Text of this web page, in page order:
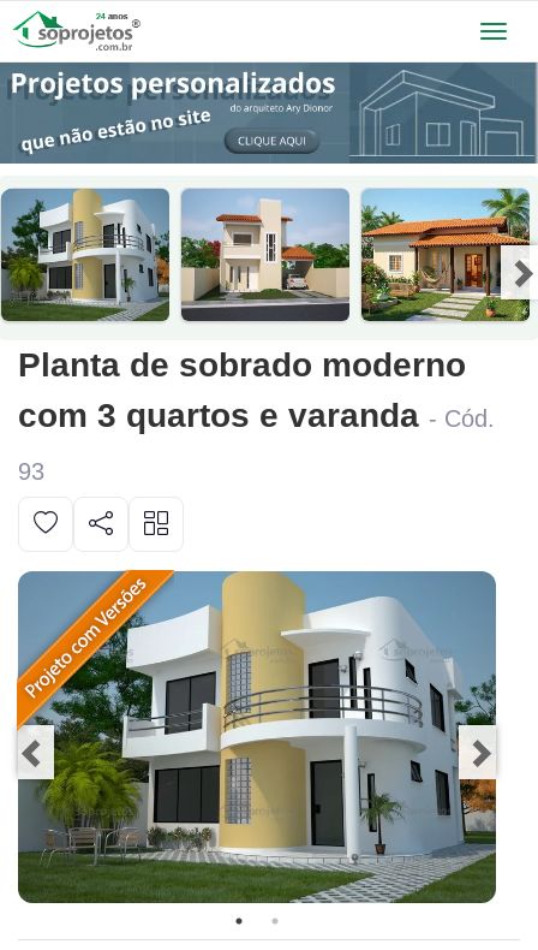
Planta de sobrado moderno
com 3 quartos e varanda - Cód.
93